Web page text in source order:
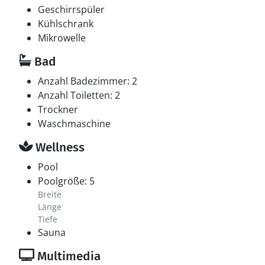
in der Tiefe. Die Wassertemperatur liegt zwischen 24
und 28° C.
Geschirrspüler
Kühlschrank
Mikrowelle
Bad
Anzahl Badezimmer: 2
Anzahl Toiletten: 2
Trockner
Waschmaschine
Wellness
Pool
Poolgröße: 5
Breite
Länge
Tiefe
Sauna
Multimedia